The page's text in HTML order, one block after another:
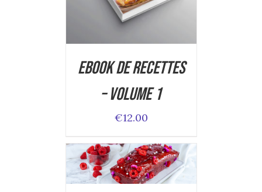
Ebook de Recettes
– Volume 1
€12.00
ADD TO CART
/
DETAILS